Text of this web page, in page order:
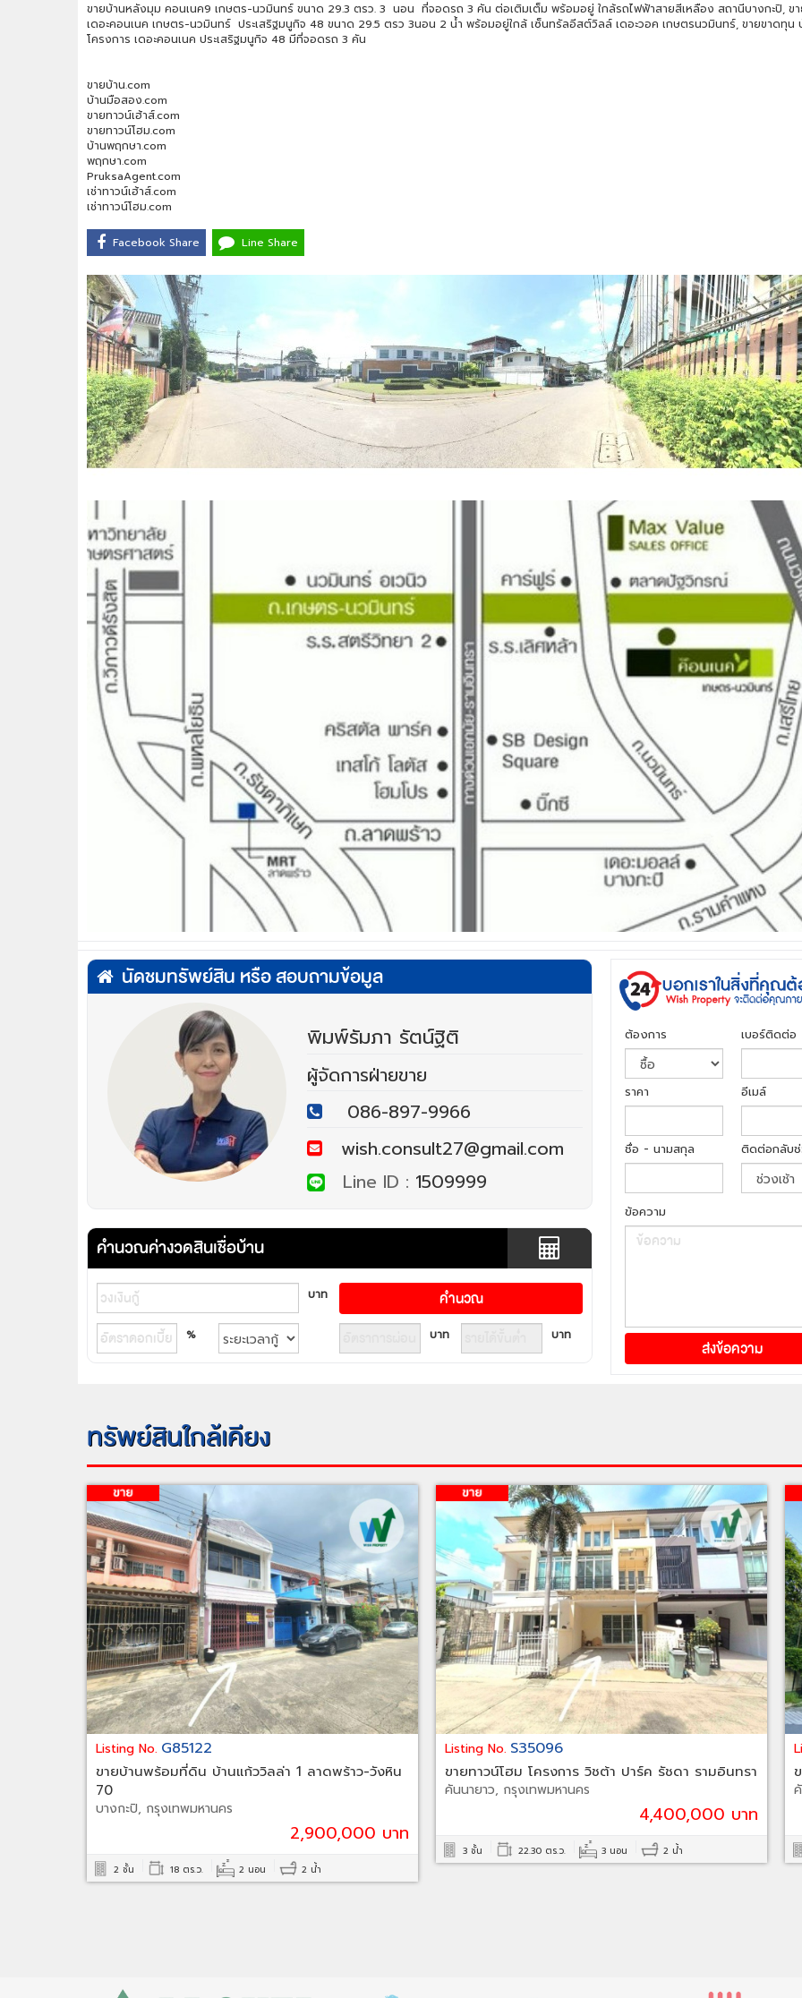
ขายบ้านหลังมุม คอนเนค9 เกษตร-นวมินทร์ ขนาด 29.3 ตรว. 3 นอน ที่จอดรถ 3 คัน ต่อเติมเต็ม พร้อมอยู่ ใกล้รถไฟฟ้าสายสีเหลือง สถานีบางกะปิ, ข
เดอะคอนเนค เกษตร-นวมินทร์ ประเสริฐมนูกิจ 48 ขนาด 29.5 ตรว 3นอน 2 น้ำ พร้อมอยู่ใกล้ เซ็นทรัลอีสต์วิลล์ เดอะวอค เกษตรนวมินทร์, ขายขาดทุน
โครงการ เดอะคอนเนค ประเสริฐมนูกิจ 48 มีที่จอดรถ 3 คัน
ขายบ้าน.com
บ้านมือสอง.com
ขายทาวน์เฮ้าส์.com
ขายทาวน์โฮม.com
บ้านพฤกษา.com
พฤกษา.com
PruksaAgent.com
เช่าทาวน์เฮ้าส์.com
เช่าทาวน์โฮม.com
Facebook Share Line Share
นัดชมทรัพย์สิน หรือ สอบถามข้อมูล
พิมพ์รัมภา รัตน์ฐิติ
ผู้จัดการฝ่ายขาย
086-897-9966
wish.consult27@gmail.com
Line ID : 1509999
คำนวณค่างวดสินเชื่อบ้าน
บาท
% บาท บาท
ต้องการ
ราคา
ชื่อ - นามสกุล
เบอร์ติดต่อ
อีเมล์
ติดต่อกลับ
ข้อความ
ทรัพย์สินใกล้เคียง
Listing No. G85122
ขายบ้านพร้อมที่ดิน บ้านแก้ววิลล่า 1 ลาดพร้าว-วังหิน
70
บางกะปิ, กรุงเทพมหานคร
2,900,000 บาท
2 ชั้น 18 ตร.ว. 2 นอน 2 น้ำ
Listing No. S35096
ขายทาวน์โฮม โครงการ วิชต้า ปาร์ค รัชดา รามอินทรา
คันนายาว, กรุงเทพมหานคร
4,400,000 บาท
3 ชั้น 22.30 ตร.ว. 3 นอน 2 น้ำ